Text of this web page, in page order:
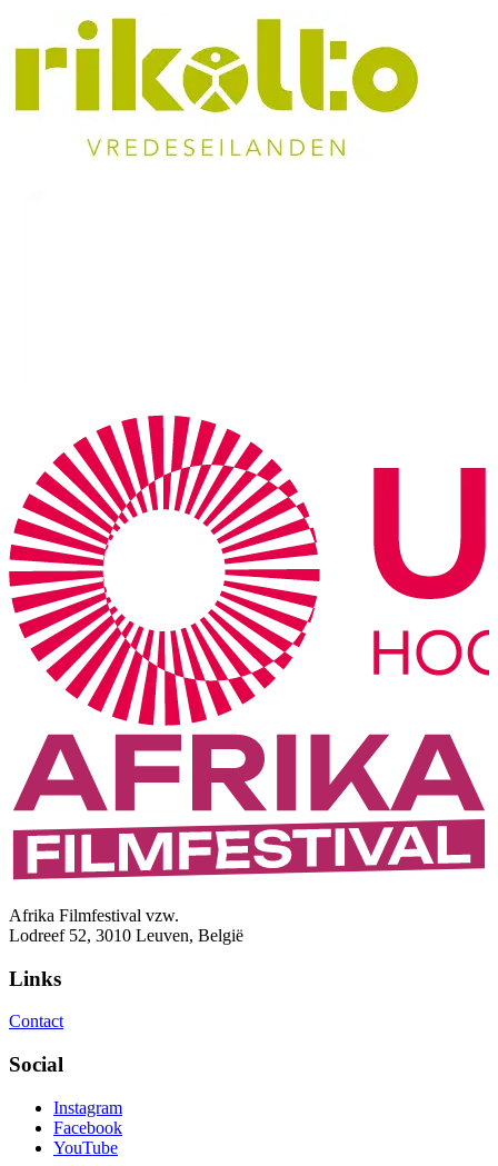
Afrika Filmfestival vzw.
Lodreef 52, 3010 Leuven, België
Links
Contact
Social
Instagram
Facebook
YouTube